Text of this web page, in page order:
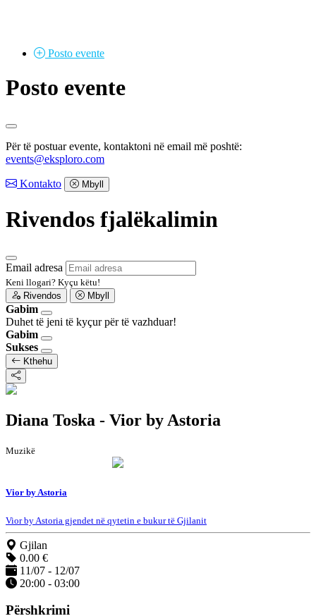
Posto evente
Posto evente
Për të postuar evente, kontaktoni në email më poshtë:
events@eksploro.com
Kontakto Mbyll
Rivendos fjalëkalimin
Email adresa
Keni llogari? Kyçu këtu!
Rivendos
Mbyll
Gabim
Duhet të jeni të kyçur për të vazhduar!
Gabim
Sukses
Kthehu
Diana Toska - Vior by Astoria
Muzikë
Vior by Astoria
Vior by Astoria gjendet në qytetin e bukur të Gjilanit
Gjilan
0.00 €
11/07 - 12/07
20:00 - 03:00
Përshkrimi